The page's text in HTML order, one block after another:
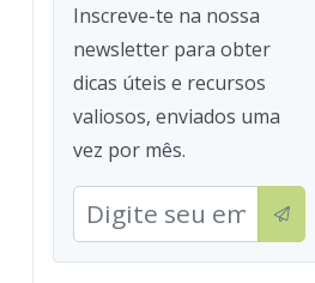
Inscreve-te na nossa
newsletter para obter
dicas úteis e recursos
valiosos, enviados uma
vez por mês.